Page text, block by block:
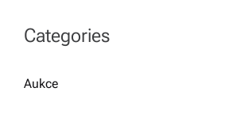
Categories
Aukce